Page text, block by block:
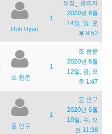
Roh Hyun
1
도장_ 관리자
2020년 6월
14일, 일, 오
후 9:52
조 현준
1
조 현준
2020년 6월
12일, 금, 오
후 1:47
윤 인구
1
윤 인구
2020년 6월
10일, 수, 오
전 11:38